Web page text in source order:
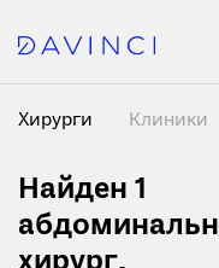
Хирурги Клиники
Найден 1